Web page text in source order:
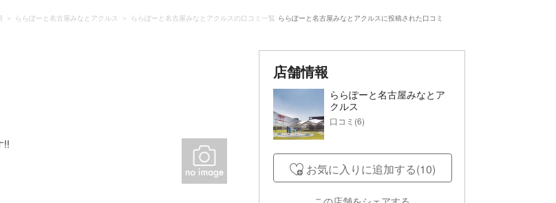
ららぽーと名古屋みなとアクルス ららぽーと名古屋みなとアクルスの口コミ一覧 ららぽーと名古屋みなとアクルスに投稿された口コミ
!!
店舗情報
ららぽーと名古屋みなとア
クルス
口コミ(6)
お気に入りに追加する(10)